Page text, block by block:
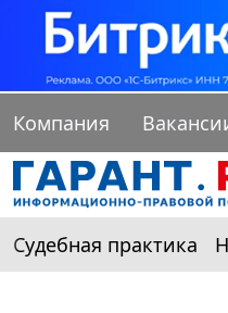
Компания
Судебная практика